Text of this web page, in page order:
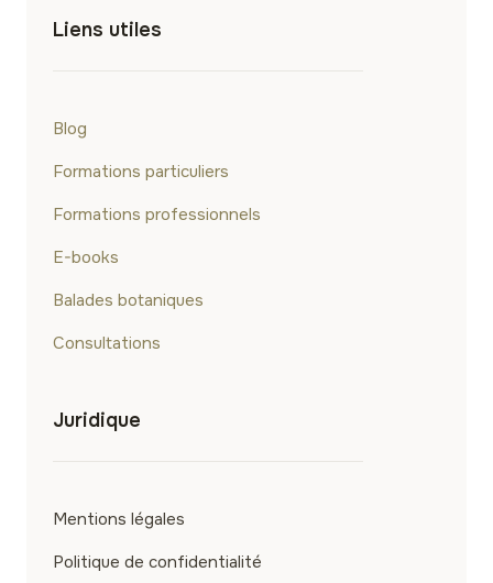
Liens utiles
Blog
Formations particuliers
Formations professionnels
E-books
Balades botaniques
Consultations
Juridique
Mentions légales
Politique de confidentialité